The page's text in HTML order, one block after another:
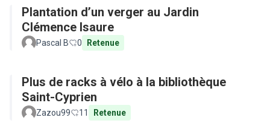
Plantation d’un verger au Jardin
Clémence Isaure
Pascal B 0 Retenue
Plus de racks à vélo à la bibliothèque
Saint-Cyprien
Zazou99 11 Retenue